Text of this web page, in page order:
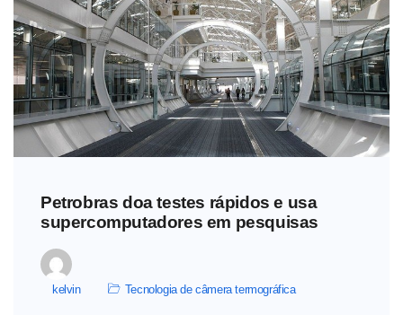
Petrobras doa testes rápidos e usa
supercomputadores em pesquisas
kelvin Tecnologia de câmera termográfica